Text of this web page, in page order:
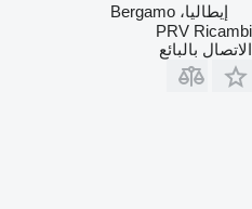
إيطاليا، Bergamo
PRV Ricambi
الاتصال بالبائع